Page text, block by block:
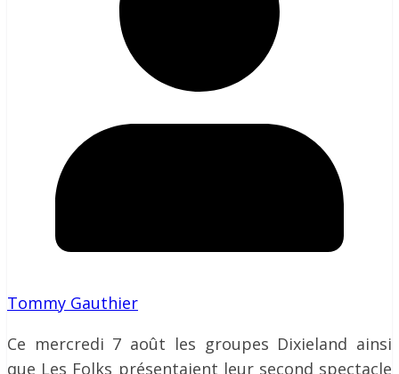
Tommy Gauthier
Ce mercredi 7 août les groupes Dixieland ainsi
que Les Folks présentaient leur second spectacle